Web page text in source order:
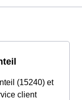
(15240) et
client